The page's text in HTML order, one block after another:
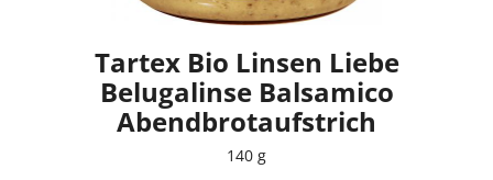
Tartex Bio Linsen Liebe
Belugalinse Balsamico
Abendbrotaufstrich
140 g